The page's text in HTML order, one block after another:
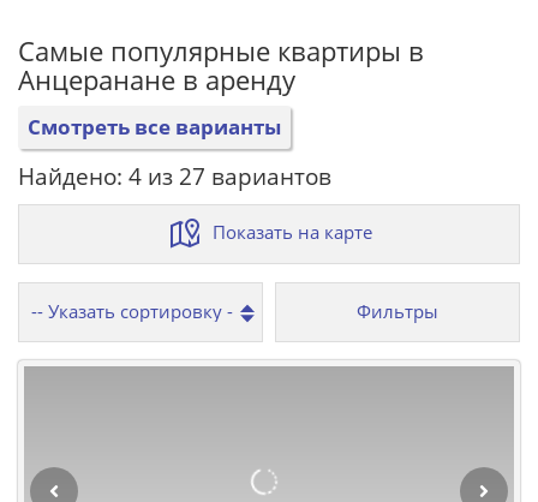
Самые популярные квартиры в
Анцеранане в аренду
Смотреть все варианты
Найдено: 4 из 27 вариантов
Показать на карте
Фильтры